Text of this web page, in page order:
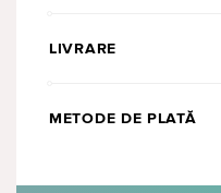
LIVRARE
METODE DE PLATĂ